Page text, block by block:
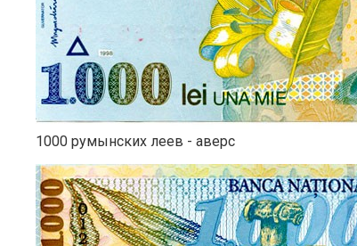
1000 румынских леев - аверс